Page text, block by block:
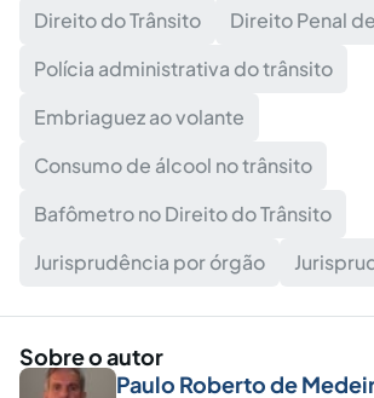
Direito do Trânsito
Direito Penal
Polícia administrativa do trânsito
Embriaguez ao volante
Consumo de álcool no trânsito
Bafômetro no Direito do Trânsito
Jurisprudência por órgão
Sobre o autor
Paulo Roberto de